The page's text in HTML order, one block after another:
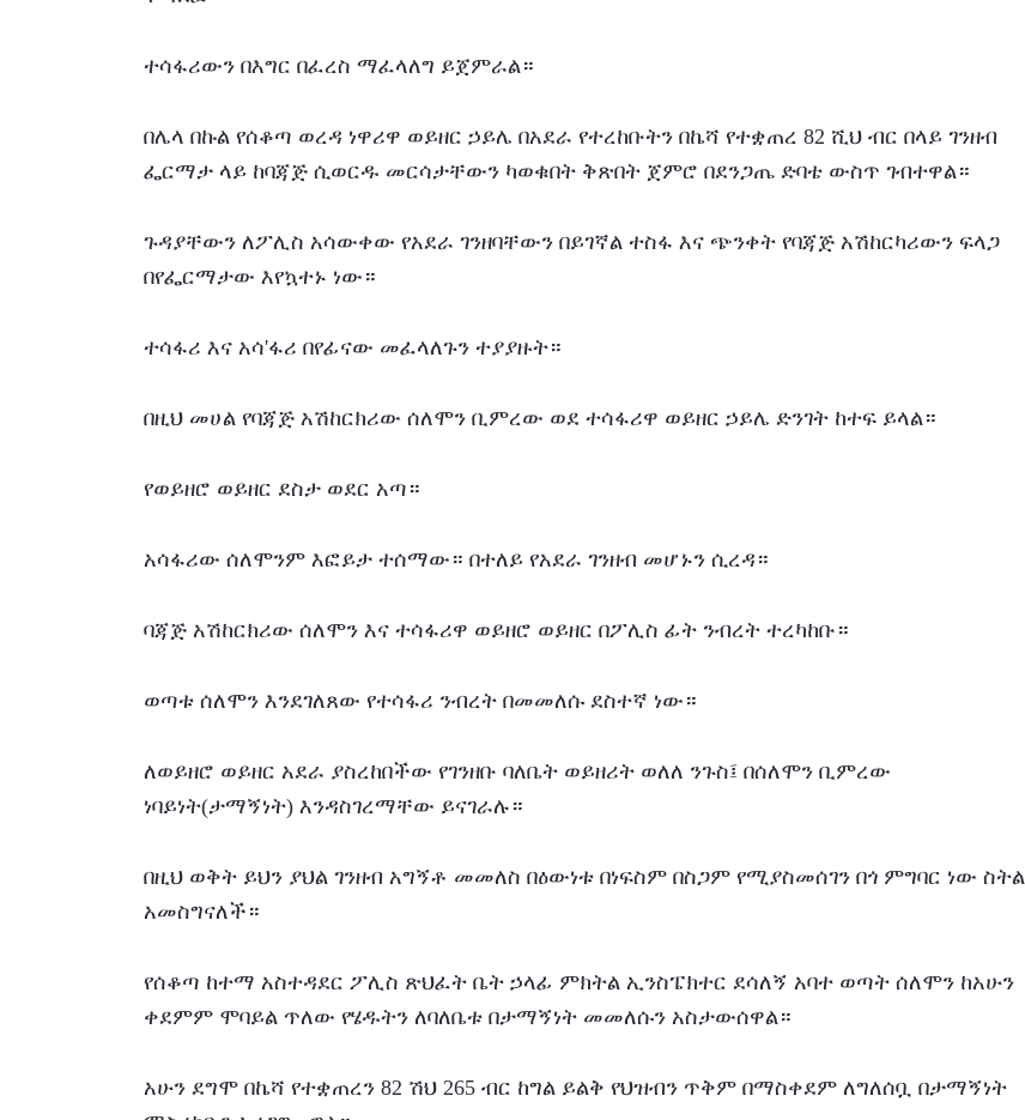
ተሳፋሪውን በእግር በፈረስ ማፈላለግ ይጀምራል።
በሌላ በኩል የሰቆጣ ወረዳ ነዋሪዋ ወይዘር ኃይሌ በአደራ የተረከቡትን በኬሻ የተቋጠረ 82 ሺህ ብር በላይ ገንዘብ
ፌርማታ ላይ ከባጃጅ ሲወርዱ መርሳታቸውን ካወቁበት ቅጽበት ጀምሮ በደንጋጤ ድባቴ ውስጥ ገብተዋል።
ጉዳያቸውን ለፖሊስ አሳውቀው የአደራ ገንዘባቸውን በይገኛል ተስፋ እና ጭንቀት የባጃጅ አሽከርካሪውን ፍላጋ
በየፌርማታው እየኳተኑ ነው።
ተሳፋሪ እና አሳ'ፋሪ በየፊናው መፈላለጉን ተያያዙት።
በዚህ መሀል የባጃጅ አሽከርክሪው ሰለሞን ቢምረው ወደ ተሳፋሪዋ ወይዘር ኃይሌ ድንገት ከተፍ ይላል።
የወይዘሮ ወይዘር ደስታ ወደር አጣ።
አሳፋሪው ሰለሞንም እፎይታ ተሰማው። በተለይ የአደራ ገንዘብ መሆኑን ሲረዳ።
ባጃጅ አሽከርክሪው ሰለሞን እና ተሳፋሪዋ ወይዘሮ ወይዘር በፖሊስ ፊት ንብረት ተረካከቡ።
ወጣቱ ሰለሞን እንደገለጸው የተሳፋሪ ንብረት በመመለሱ ደስተኛ ነው።
ለወይዘሮ ወይዘር አደራ ያስረከበችው የገንዘቡ ባለቤት ወይዘሪት ወለለ ንጉስ፤ በሰለሞን ቢምረው
ነባይነት(ታማኝነት) እንዳስገረማቸው ይናገራሉ።
በዚህ ወቅት ይህን ያህል ገንዘብ አግኝቶ መመለስ በዕውነቱ በነፍስም በስጋም የሚያስመሰገን በጎ ምግባር ነው ስትል
አመስግናለች።
የሰቆጣ ከተማ አስተዳደር ፖሊስ ጽህፈት ቤት ኃላፊ ምክትል ኢንስፔክተር ደሳለኝ አባተ ወጣት ሰለሞን ከአሁን
ቀደምም ሞባይል ጥለው የሄዱትን ለባለቤቱ በታማኝነት መመለሱን አስታውሰዋል።
አሁን ደግሞ በኬሻ የተቋጠረን 82 ሽህ 265 ብር ከግል ይልቅ የህዝብን ጥቅም በማስቀደም ለግለሰቧ በታማኝነት